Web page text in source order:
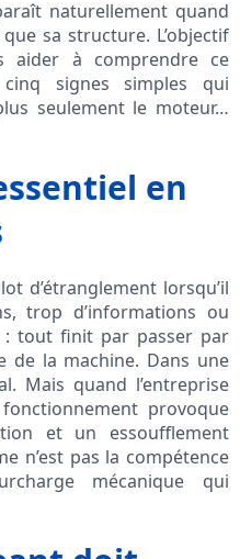
naturellement quand
sa structure. L’objectif
aider à comprendre ce
signes simples qui
seulement le moteur…
en
d’étranglement lorsqu’il
trop d’informations ou
: tout finit par passer par
de la machine. Dans une
Mais quand l’entreprise
provoque
et un essoufflement
n’est pas la compétence
mécanique qui